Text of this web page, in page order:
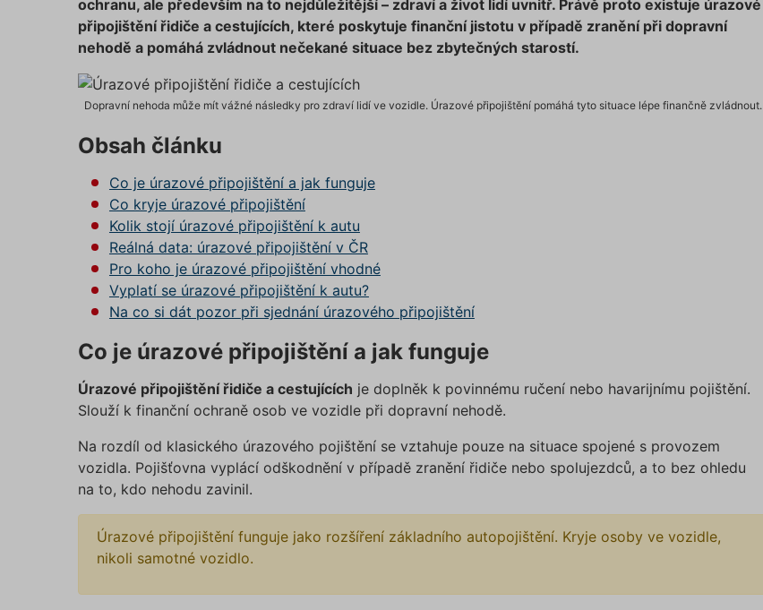
ochranu, ale především na to nejdůležitější – zdraví a život lidí uvnitř. Právě proto existuje úrazové
připojištění řidiče a cestujících, které poskytuje finanční jistotu v případě zranění při dopravní
nehodě a pomáhá zvládnout nečekané situace bez zbytečných starostí.
Dopravní nehoda může mít vážné následky pro zdraví lidí ve vozidle. Úrazové připojištění pomáhá tyto situace lépe finančně zvládnout.
Obsah článku
Co je úrazové připojištění a jak funguje
Co kryje úrazové připojištění
Kolik stojí úrazové připojištění k autu
Reálná data: úrazové připojištění v ČR
Pro koho je úrazové připojištění vhodné
Vyplatí se úrazové připojištění k autu?
Na co si dát pozor při sjednání úrazového připojištění
Co je úrazové připojištění a jak funguje
Úrazové připojištění řidiče a cestujících je doplněk k povinnému ručení nebo havarijnímu pojištění.
Slouží k finanční ochraně osob ve vozidle při dopravní nehodě.
Na rozdíl od klasického úrazového pojištění se vztahuje pouze na situace spojené s provozem
vozidla. Pojišťovna vyplácí odškodnění v případě zranění řidiče nebo spolujezdců, a to bez ohledu
na to, kdo nehodu zavinil.
Úrazové připojištění funguje jako rozšíření základního autopojištění. Kryje osoby ve vozidle,
nikoli samotné vozidlo.